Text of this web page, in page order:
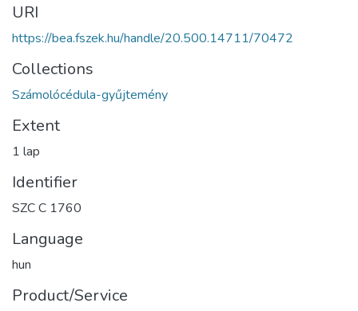
URI
https://bea.fszek.hu/handle/20.500.14711/70472
Collections
Számolócédula-gyűjtemény
Extent
1 lap
Identifier
SZC C 1760
Language
hun
Product/Service